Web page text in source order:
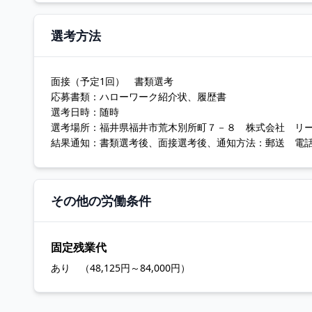
選考方法
面接（予定1回） 書類選考
応募書類：ハローワーク紹介状、履歴書
選考日時：随時
選考場所：福井県福井市荒木別所町７－８ 株式会社 リ
結果通知：書類選考後、面接選考後、通知方法：郵送 電
その他の労働条件
固定残業代
あり （48,125円～84,000円）